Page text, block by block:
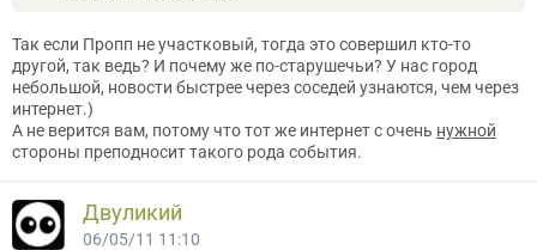
Так если Пропп не участковый, тогда это совершил кто-то
другой, так ведь? И почему же по-старушечьи? У нас город
небольшой, новости быстрее через соседей узнаются, чем через
интернет.)
А не верится вам, потому что тот же интернет с очень нужной
стороны преподносит такого рода события.
Двуликий
06/05/11 11:10